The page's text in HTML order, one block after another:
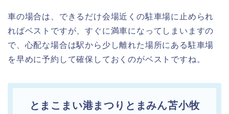
車の場合は、できるだけ会場近くの駐車場に止められ
ればベストですが、すぐに満車になってしまいますの
で、心配な場合は駅から少し離れた場所にある駐車場
を早めに予約して確保しておくのがベストですね。
とまこまい港まつりとまみん苫小牧